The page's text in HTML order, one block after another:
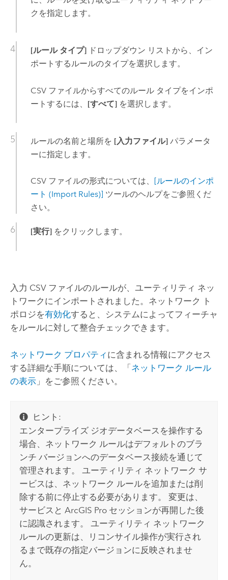
クを指定します。
[ルール タイプ]ドロップダウン リストから、イン
ポートするルールのタイプを選択します。
CSV ファイルからすべてのルール タイプをインポ
ートするには、 [すべて]を選択します。
ルールの名前と場所を [入力ファイル]パラメータ
ーに指定します。
CSV ファイルの形式については、 [ルールのインポ
ート (Import Rules)] ツールのヘルプをご参照くだ
さい。
[実行]をクリックします。
入力 CSV ファイルのルールが、ユーティリティ ネッ
トワークにインポートされました。ネットワーク ト
ポロジを有効化すると、システムによってフィーチャ
をルールに対して整合チェックできます。
ネットワーク プロパティ に含まれる情報にアクセス
する詳細な手順については、「ネットワーク ルール
の表示」をご参照ください。
ヒント:
エンタープライズ ジオデータベースを操作する
場合、ネットワーク ルールはデフォルトのブラ
ンチ バージョンへのデータベース接続を通じて
管理されます。 ユーティリティ ネットワーク サ
ービスは、ネットワーク ルールを追加または削
除する前に停止する必要があります。 変更は、
サービスとArcGIS Pro セッションが再開した後
に認識されます。 ユーティリティ ネットワーク
ルールの更新は、リコンサイル操作が実行され
るまで既存の指定バージョンに反映されませ
ん。